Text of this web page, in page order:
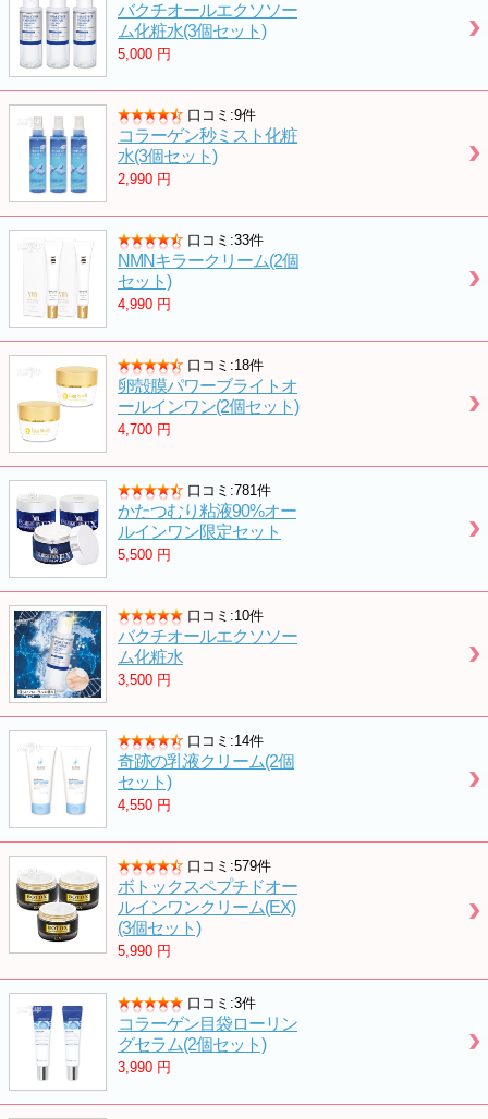
バクチオールエクソソー
ム化粧水(3個セット)
5,000 円
口コミ:9件
コラーゲン秒ミスト化粧
水(3個セット)
2,990 円
口コミ:33件
NMNキラークリーム(2個
セット)
4,990 円
口コミ:18件
卵殻膜パワーブライトオ
ールインワン(2個セット)
4,700 円
口コミ:781件
かたつむり粘液90%オー
ルインワン限定セット
5,500 円
口コミ:10件
バクチオールエクソソー
ム化粧水
3,500 円
口コミ:14件
奇跡の乳液クリーム(2個
セット)
4,550 円
口コミ:579件
ボトックスペプチドオー
ルインワンクリーム(EX)
(3個セット)
5,990 円
口コミ:3件
コラーゲン目袋ローリン
グセラム(2個セット)
3,990 円